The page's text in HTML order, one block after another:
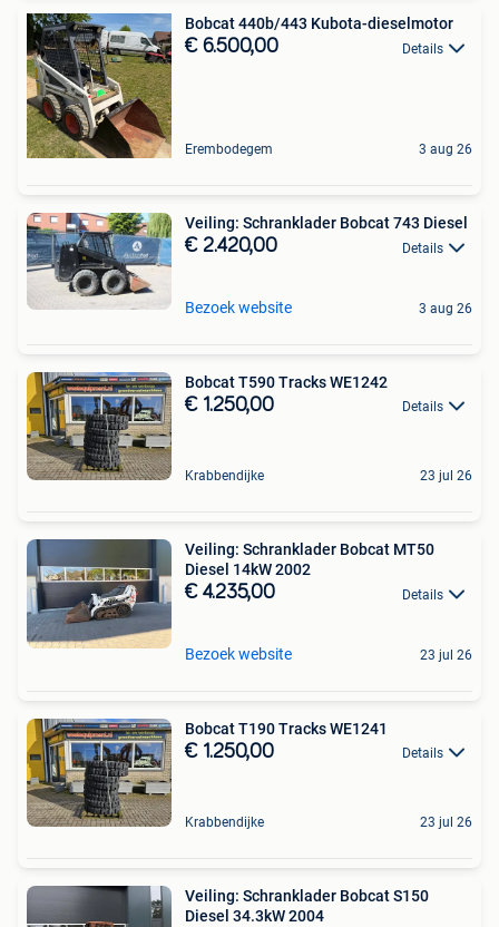
Bobcat 440b/443 Kubota-dieselmotor
€ 6.500,00 Details
Erembodegem 3 aug 26
Veiling: Schranklader Bobcat 743 Diesel
€ 2.420,00 Details
Bezoek website 3 aug 26
Bobcat T590 Tracks WE1242
€ 1.250,00 Details
Krabbendijke 23 jul 26
Veiling: Schranklader Bobcat MT50
Diesel 14kW 2002
€ 4.235,00 Details
Bezoek website 23 jul 26
Bobcat T190 Tracks WE1241
€ 1.250,00 Details
Krabbendijke 23 jul 26
Veiling: Schranklader Bobcat S150
Diesel 34.3kW 2004